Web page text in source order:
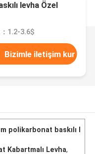
levha Özel
1.2-3.6$
Bizimle iletişim kur
polikarbonat baskılı l
Kabartmalı Levha,